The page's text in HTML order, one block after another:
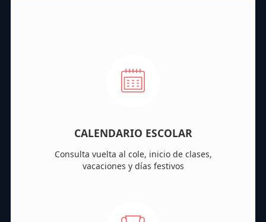
CALENDARIO ESCOLAR
Consulta vuelta al cole, inicio de clases,
vacaciones y días festivos